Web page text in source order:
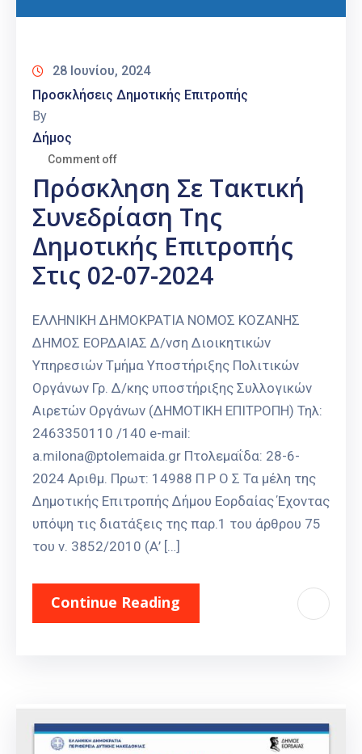
28 Ιουνίου, 2024
Προσκλήσεις Δημοτικής Επιτροπής
By
Δήμος
Comment off
Πρόσκληση Σε Τακτική
Συνεδρίαση Της
Δημοτικής Επιτροπής
Στις 02-07-2024
ΕΛΛΗΝΙΚΗ ΔΗΜΟΚΡΑΤΙΑ ΝΟΜΟΣ ΚΟΖΑΝΗΣ
ΔΗΜΟΣ ΕΟΡΔΑΙΑΣ Δ/νση Διοικητικών
Υπηρεσιών Τμήμα Υποστήριξης Πολιτικών
Οργάνων Γρ. Δ/κης υποστήριξης Συλλογικών
Αιρετών Οργάνων (ΔΗΜΟΤΙΚΗ ΕΠΙΤΡΟΠΗ) Τηλ:
2463350110 /140 e-mail:
a.milona@ptolemaida.gr Πτολεμαΐδα: 28-6-
2024 Αριθμ. Πρωτ: 14988 Π Ρ Ο Σ Τα μέλη της
Δημοτικής Επιτροπής Δήμου Εορδαίας Έχοντας
υπόψη τις διατάξεις της παρ.1 του άρθρου 75
του ν. 3852/2010 (Α’ […]
Continue Reading